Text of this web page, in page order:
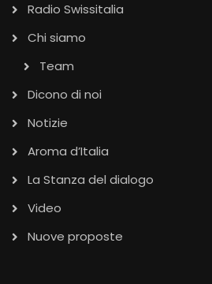
Radio Swissitalia
Chi siamo
Team
Dicono di noi
Notizie
Aroma d’Italia
La Stanza del dialogo
Video
Nuove proposte